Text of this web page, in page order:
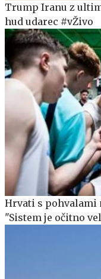
Trump Iranu z
hud udarec #vŽivo
Hrvati s pohvalami
"Sistem je očitno